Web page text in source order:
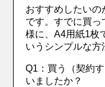
おすすめしたいの
です。すでに買っ
様に、A4用紙1枚
いうシンプルな方
Q1：買う（契約
いましたか？